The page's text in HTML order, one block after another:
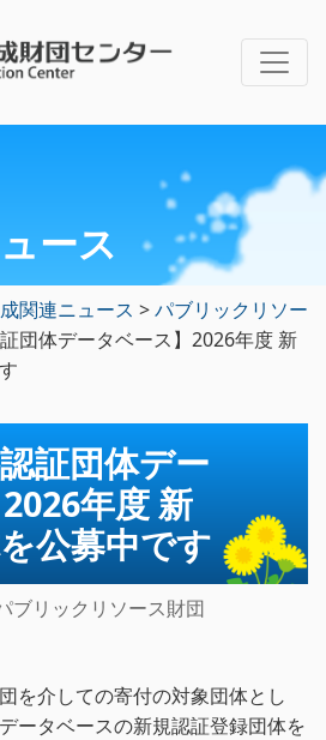
ース
関連ニュース >パブリックリソー
証団体データベース】2026年度 新
証団体デー
年度 新
公募中です
ブリックリソース財団
を介しての寄付の対象団体とし
ータベースの新規認証登録団体を